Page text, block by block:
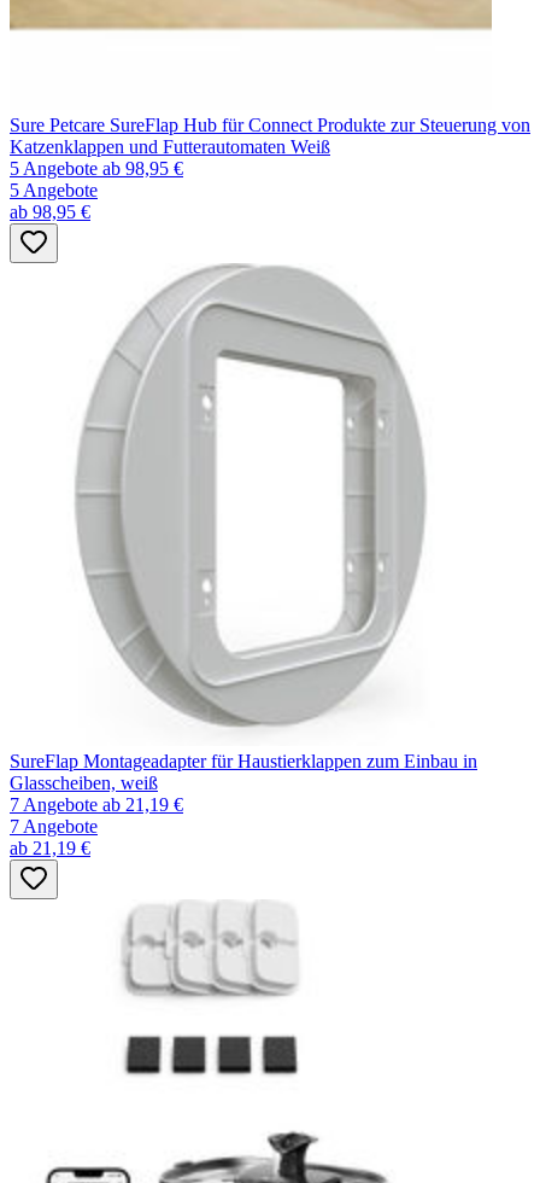
Sure Petcare SureFlap Hub für Connect Produkte zur Steuerung von
Katzenklappen und Futterautomaten Weiß
5 Angebote ab 98,95 €
5 Angebote
ab 98,95 €
SureFlap Montageadapter für Haustierklappen zum Einbau in
Glasscheiben, weiß
7 Angebote ab 21,19 €
7 Angebote
ab 21,19 €